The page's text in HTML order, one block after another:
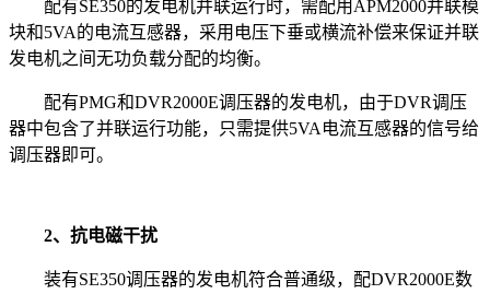
配有SE350的发电机并联运行时，需配用APM2000并联模
块和5VA的电流互感器，采用电压下垂或横流补偿来保证并联
发电机之间无功负载分配的均衡。
配有PMG和DVR2000E调压器的发电机，由于DVR调压
器中包含了并联运行功能，只需提供5VA电流互感器的信号给
调压器即可。
2、抗电磁干扰
装有SE350调压器的发电机符合普通级，配DVR2000E数